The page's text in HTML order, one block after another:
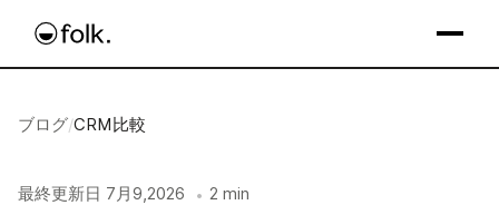
ブログ/CRM比較
最終更新日 7月9,2026 • 2 min